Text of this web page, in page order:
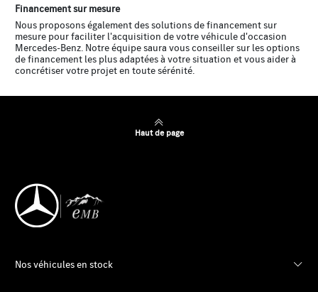
Financement sur mesure
Nous proposons également des solutions de financement sur
mesure pour faciliter l'acquisition de votre véhicule d'occasion
Mercedes-Benz. Notre équipe saura vous conseiller sur les options
de financement les plus adaptées à votre situation et vous aider à
concrétiser votre projet en toute sérénité.
Haut de page
Nos véhicules en stock